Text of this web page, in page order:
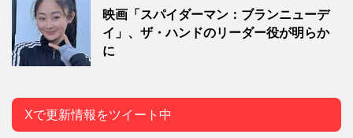
映画「スパイダーマン：ブランニューデ
イ」、ザ・ハンドのリーダー役が明らか
に
Xで更新情報をツイート中